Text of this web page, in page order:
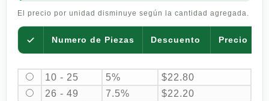
El precio por unidad disminuye según la cantidad agregada.
Numero de Piezas Descuento Precio por
10 - 25 5% $22.80
26 - 49
7.5% $22.20